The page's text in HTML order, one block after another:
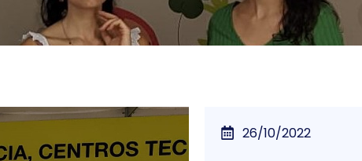
26/10/2022